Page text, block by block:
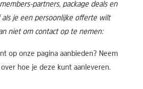
partners, package deals en
je een persoonlijke offerte wilt
niet om contact op te nemen:
op onze pagina aanbieden? Neem
hoe je deze kunt aanleveren.